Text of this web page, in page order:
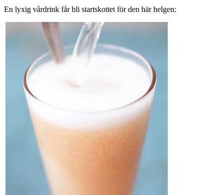
En lyxig vårdrink får bli startskottet för den här helgen: